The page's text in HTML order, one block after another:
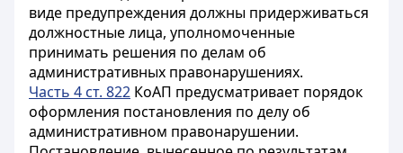
виде предупреждения должны придерживаться
должностные лица, уполномоченные
принимать решения по делам об
административных правонарушениях.
Часть 4 ст. 822 КоАП предусматривает порядок
оформления постановления по делу об
административном правонарушении.